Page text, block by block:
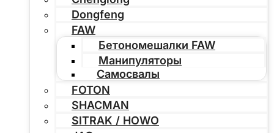
Dongfeng
FAW
Бетономешалки FAW
Манипуляторы
Самосвалы
FOTON
SHACMAN
SITRAK / HOWO